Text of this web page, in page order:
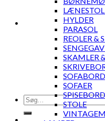
Søg
efter:
HYLDER
PARASOL
REOLER &
SKAMLER
SOFAER
STOLE